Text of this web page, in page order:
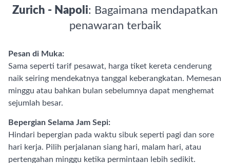
Zurich - Napoli: Bagaimana mendapatkan
penawaran terbaik
Pesan di Muka:
Sama seperti tarif pesawat, harga tiket kereta cenderung
naik seiring mendekatnya tanggal keberangkatan. Memesan
minggu atau bahkan bulan sebelumnya dapat menghemat
sejumlah besar.
Bepergian Selama Jam Sepi:
Hindari bepergian pada waktu sibuk seperti pagi dan sore
hari kerja. Pilih perjalanan siang hari, malam hari, atau
pertengahan minggu ketika permintaan lebih sedikit.